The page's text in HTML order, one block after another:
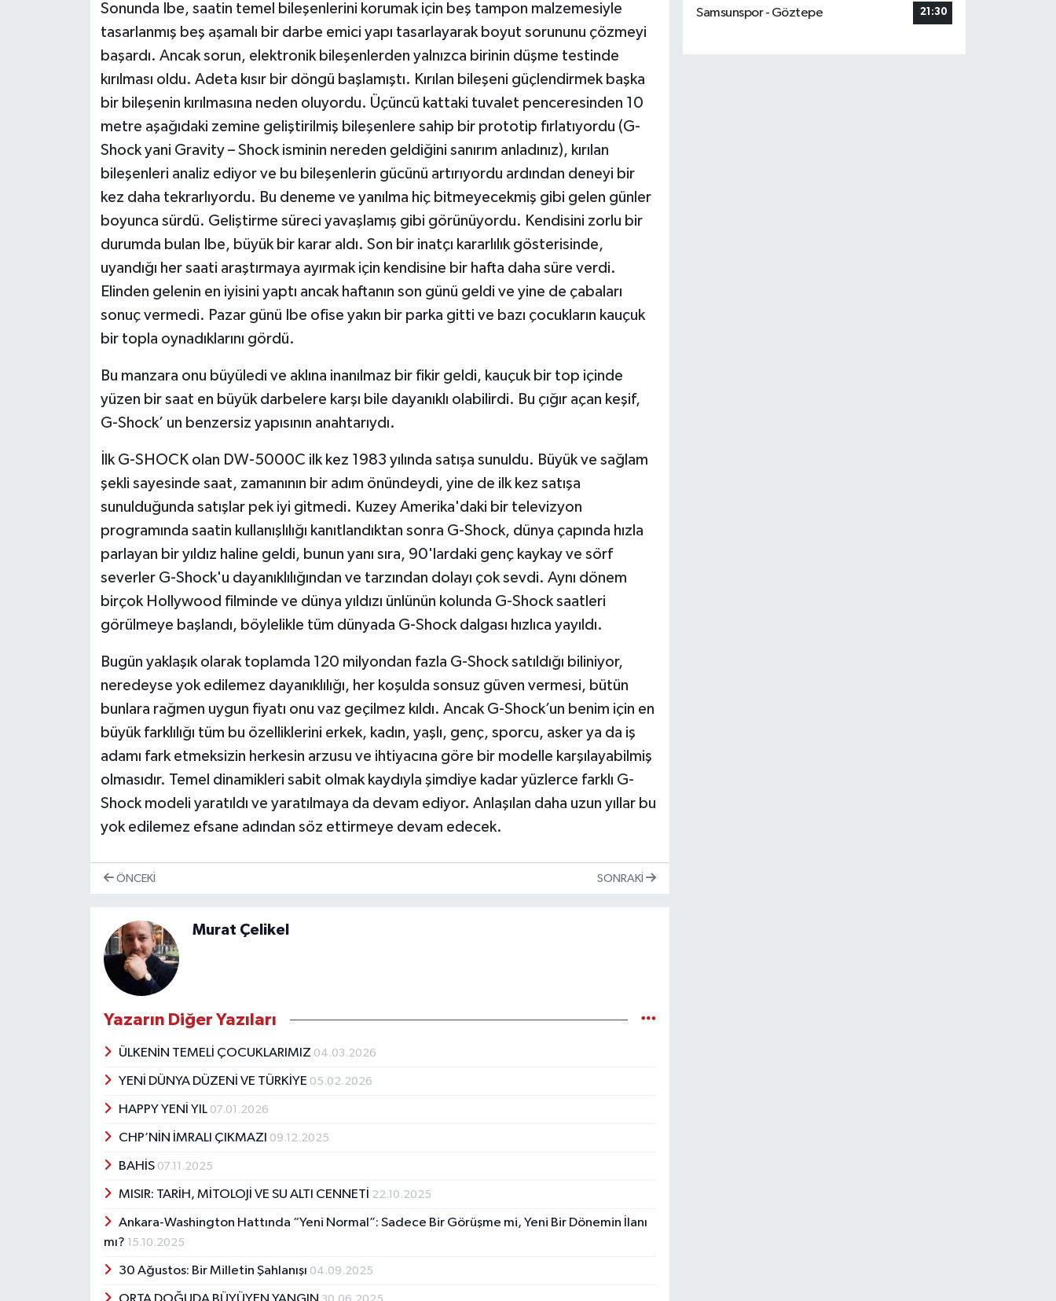
Sonunda Ibe, saatin temel bileşenlerini korumak için beş tampon malzemesiyle
tasarlanmış beş aşamalı bir darbe emici yapı tasarlayarak boyut sorununu çözmeyi
başardı. Ancak sorun, elektronik bileşenlerden yalnızca birinin düşme testinde
kırılması oldu. Adeta kısır bir döngü başlamıştı. Kırılan bileşeni güçlendirmek başka
bir bileşenin kırılmasına neden oluyordu. Üçüncü kattaki tuvalet penceresinden 10
metre aşağıdaki zemine geliştirilmiş bileşenlere sahip bir prototip fırlatıyordu (G-
Shock yani Gravity – Shock isminin nereden geldiğini sanırım anladınız), kırılan
bileşenleri analiz ediyor ve bu bileşenlerin gücünü artırıyordu ardından deneyi bir
kez daha tekrarlıyordu. Bu deneme ve yanılma hiç bitmeyecekmiş gibi gelen günler
boyunca sürdü. Geliştirme süreci yavaşlamış gibi görünüyordu. Kendisini zorlu bir
durumda bulan Ibe, büyük bir karar aldı. Son bir inatçı kararlılık gösterisinde,
uyandığı her saati araştırmaya ayırmak için kendisine bir hafta daha süre verdi.
Elinden gelenin en iyisini yaptı ancak haftanın son günü geldi ve yine de çabaları
sonuç vermedi. Pazar günü Ibe ofise yakın bir parka gitti ve bazı çocukların kauçuk
bir topla oynadıklarını gördü.
Bu manzara onu büyüledi ve aklına inanılmaz bir fikir geldi, kauçuk bir top içinde
yüzen bir saat en büyük darbelere karşı bile dayanıklı olabilirdi. Bu çığır açan keşif,
G-Shock’ un benzersiz yapısının anahtarıydı.
İlk G-SHOCK olan DW-5000C ilk kez 1983 yılında satışa sunuldu. Büyük ve sağlam
şekli sayesinde saat, zamanının bir adım önündeydi, yine de ilk kez satışa
sunulduğunda satışlar pek iyi gitmedi. Kuzey Amerika'daki bir televizyon
programında saatin kullanışlılığı kanıtlandıktan sonra G-Shock, dünya çapında hızla
parlayan bir yıldız haline geldi, bunun yanı sıra, 90'lardaki genç kaykay ve sörf
severler G-Shock'u dayanıklılığından ve tarzından dolayı çok sevdi. Aynı dönem
birçok Hollywood filminde ve dünya yıldızı ünlünün kolunda G-Shock saatleri
görülmeye başlandı, böylelikle tüm dünyada G-Shock dalgası hızlıca yayıldı.
Bugün yaklaşık olarak toplamda 120 milyondan fazla G-Shock satıldığı biliniyor,
neredeyse yok edilemez dayanıklılığı, her koşulda sonsuz güven vermesi, bütün
bunlara rağmen uygun fiyatı onu vaz geçilmez kıldı. Ancak G-Shock’un benim için en
büyük farklılığı tüm bu özelliklerini erkek, kadın, yaşlı, genç, sporcu, asker ya da iş
adamı fark etmeksizin herkesin arzusu ve ihtiyacına göre bir modelle karşılayabilmiş
olmasıdır. Temel dinamikleri sabit olmak kaydıyla şimdiye kadar yüzlerce farklı G-
Shock modeli yaratıldı ve yaratılmaya da devam ediyor. Anlaşılan daha uzun yıllar bu
yok edilemez efsane adından söz ettirmeye devam edecek.
ÖNCEKI SONRAKI
Murat Çelikel
Yazarın Diğer Yazıları
ÜLKENİN TEMELİ ÇOCUKLARIMIZ 04.03.2026
YENİ DÜNYA DÜZENİ VE TÜRKİYE 05.02.2026
HAPPY YENİ YIL 07.01.2026
CHP’NİN İMRALI ÇIKMAZI 09.12.2025
BAHİS 07.11.2025
MISIR: TARİH, MİTOLOJİ VE SU ALTI CENNETİ 22.10.2025
Ankara-Washington Hattında “Yeni Normal”: Sadece Bir Görüşme mi, Yeni Bir Dönemin İlanı
mı? 15.10.2025
30 Ağustos: Bir Milletin Şahlanışı 04.09.2025
Samsunspor - Göztepe
21:30